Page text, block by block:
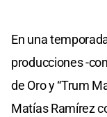
En una
producciones -
de Oro y “Trum
Matías Ramírez